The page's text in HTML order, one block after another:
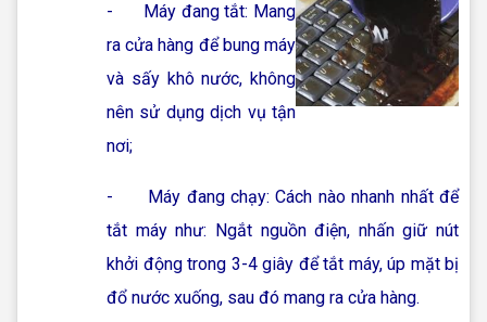
- Máy đang tắt: Mang
ra cửa hàng để bung máy
và sấy khô nước, không
nên sử dụng dịch vụ tận
nơi;
- Máy đang chạy: Cách nào nhanh nhất để
tắt máy như: Ngắt nguồn điện, nhấn giữ nút
khởi động trong 3-4 giây để tắt máy, úp mặt bị
đổ nước xuống, sau đó mang ra cửa hàng.